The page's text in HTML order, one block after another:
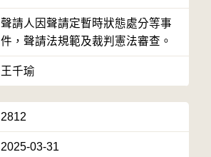
聲請人因聲請定暫時狀態處分等事
件，聲請法規範及裁判憲法審查。
王千瑜
2812
2025-03-31